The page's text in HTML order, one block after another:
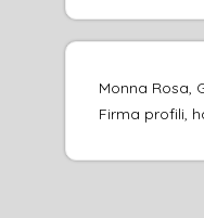
Monna Rosa,
Firma profili,